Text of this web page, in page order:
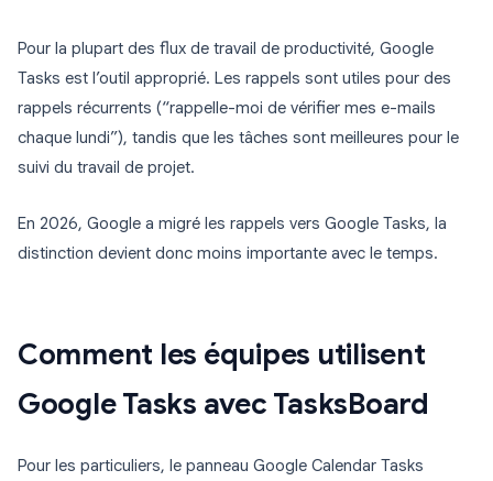
Pour la plupart des flux de travail de productivité, Google
Tasks est l’outil approprié. Les rappels sont utiles pour des
rappels récurrents (“rappelle-moi de vérifier mes e-mails
chaque lundi”), tandis que les tâches sont meilleures pour le
suivi du travail de projet.
En 2026, Google a migré les rappels vers Google Tasks, la
distinction devient donc moins importante avec le temps.
Comment les équipes utilisent
Google Tasks avec TasksBoard
Pour les particuliers, le panneau Google Calendar Tasks